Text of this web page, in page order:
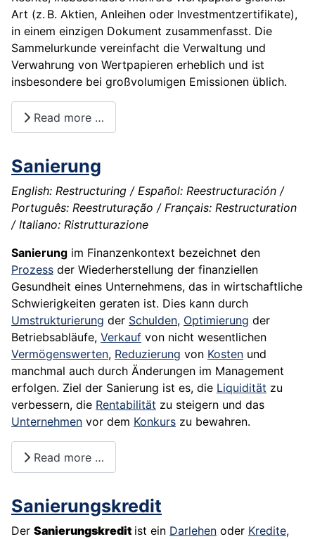
Art (z. B. Aktien, Anleihen oder Investmentzertifikate),
in einem einzigen Dokument zusammenfasst. Die
Sammelurkunde vereinfacht die Verwaltung und
Verwahrung von Wertpapieren erheblich und ist
insbesondere bei großvolumigen Emissionen üblich.
Read more …
Sanierung
English: Restructuring / Español: Reestructuración /
Português: Reestruturação / Français: Restructuration
/ Italiano: Ristrutturazione
Sanierung im Finanzenkontext bezeichnet den
Prozess der Wiederherstellung der finanziellen
Gesundheit eines Unternehmens, das in wirtschaftliche
Schwierigkeiten geraten ist. Dies kann durch
Umstrukturierung der Schulden, Optimierung der
Betriebsabläufe, Verkauf von nicht wesentlichen
Vermögenswerten, Reduzierung von Kosten und
manchmal auch durch Änderungen im Management
erfolgen. Ziel der Sanierung ist es, die Liquidität zu
verbessern, die Rentabilität zu steigern und das
Unternehmen vor dem Konkurs zu bewahren.
Read more …
Sanierungskredit
Der Sanierungskredit ist ein Darlehen oder Kredite,